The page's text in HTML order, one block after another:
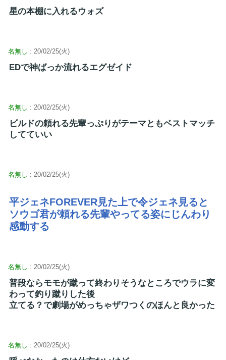
星の本棚に入れるウォズ
名無し : 20/02/25(火)
EDで神ばっか流れるエグゼイド
名無し : 20/02/25(火)
ビルドの頼れる先輩っぷりがテーマともベストマッチ
してていい
名無し : 20/02/25(火)
平ジェネFOREVER見た上で令ジェネ見ると
ソウゴ君が頼れる先輩やってる姿にじんわり
感動する
名無し : 20/02/25(火)
普段ならモモが蹴って終わりそうなところでウラに変
わって釣り蹴りした後
立てる？で劇場がめっちゃザワつくのほんと良かった
名無し : 20/02/25(火)